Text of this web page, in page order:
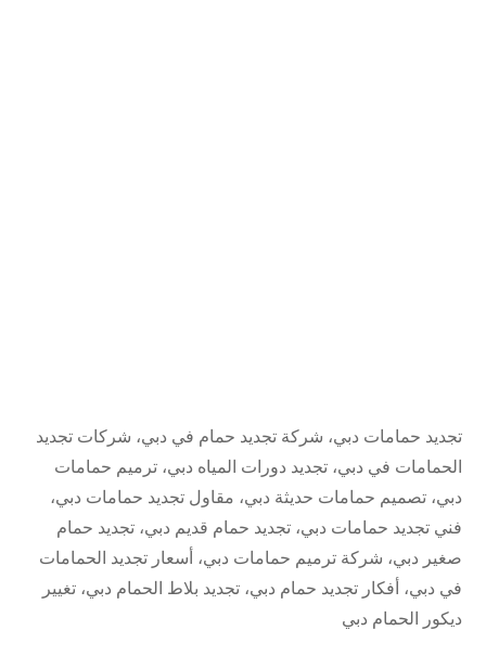
تجديد حمامات دبي، شركة تجديد حمام في دبي، شركات تجديد
الحمامات في دبي، تجديد دورات المياه دبي، ترميم حمامات
دبي، تصميم حمامات حديثة دبي، مقاول تجديد حمامات دبي،
فني تجديد حمامات دبي، تجديد حمام قديم دبي، تجديد حمام
صغير دبي، شركة ترميم حمامات دبي، أسعار تجديد الحمامات
في دبي، أفكار تجديد حمام دبي، تجديد بلاط الحمام دبي، تغيير
ديكور الحمام دبي